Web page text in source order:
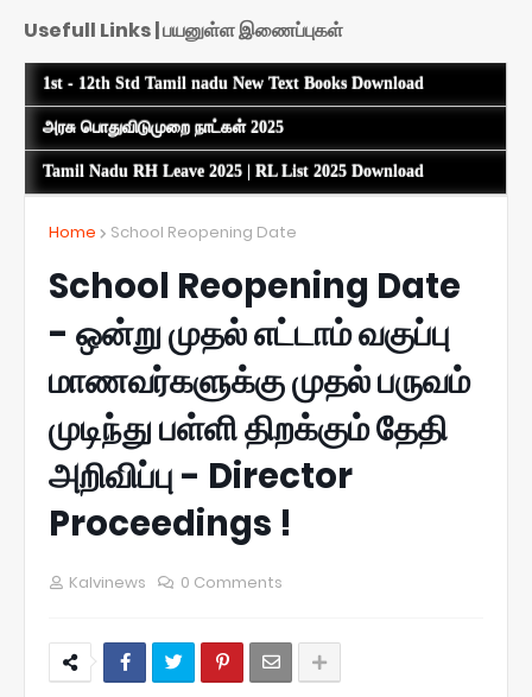
Usefull Links | பயனுள்ள இணைப்புகள்
1st - 12th Std Tamil nadu New Text Books Download
அரசு பொதுவிடுமுறை நாட்கள் 2025
Tamil Nadu RH Leave 2025 | RL List 2025 Download
Home School Reopening Date
School Reopening Date
- ஒன்று முதல் எட்டாம் வகுப்பு
மாணவர்களுக்கு முதல் பருவம்
முடிந்து பள்ளி திறக்கும் தேதி
அறிவிப்பு - Director
Proceedings !
Kalvinews 0 Comments